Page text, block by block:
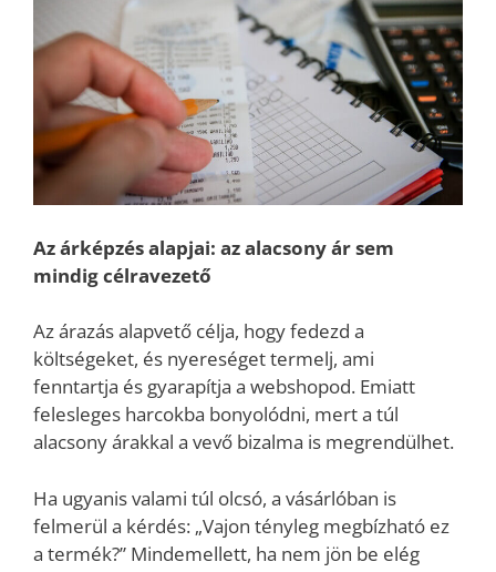
Az árképzés alapjai: az alacsony ár sem
mindig célravezető
Az árazás alapvető célja, hogy fedezd a
költségeket, és nyereséget termelj, ami
fenntartja és gyarapítja a webshopod. Emiatt
felesleges harcokba bonyolódni, mert a túl
alacsony árakkal a vevő bizalma is megrendülhet.
Ha ugyanis valami túl olcsó, a vásárlóban is
felmerül a kérdés: „Vajon tényleg megbízható ez
a termék?” Mindemellett, ha nem jön be elég